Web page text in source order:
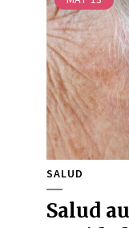
SALUD
Salud